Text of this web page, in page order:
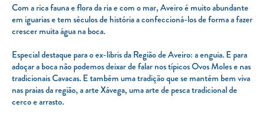
Com a rica fauna e flora da ria e com o mar, Aveiro é muito abundante
em iguarias e tem séculos de história a confeccioná-los de forma a fazer
crescer muita água na boca.
Especial destaque para o ex-libris da Região de Aveiro: a enguia. E para
adoçar a boca não podemos deixar de falar nos típicos Ovos Moles e nas
tradicionais Cavacas. E também uma tradição que se mantém bem viva
nas praias da região, a arte Xávega, uma arte de pesca tradicional de
cerco e arrasto.